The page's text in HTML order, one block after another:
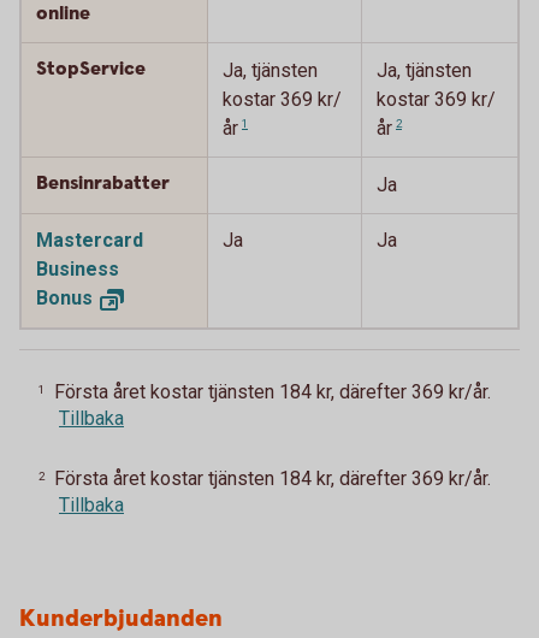
online
StopService
Ja, tjänsten
kostar 369 kr/
år 1
Ja, tjänsten
kostar 369 kr/
år 2
Bensinrabatter Ja
Mastercard
Business
Bonus
Ja Ja
1
Första året kostar tjänsten 184 kr, därefter 369 kr/år.
Tillbaka
2
Första året kostar tjänsten 184 kr, därefter 369 kr/år.
Tillbaka
Kunderbjudanden